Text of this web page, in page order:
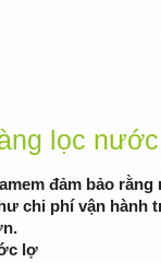
lọc
đảm bảo
chi phí vận hành
lợ